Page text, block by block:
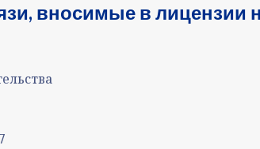
вносимые в лицензии